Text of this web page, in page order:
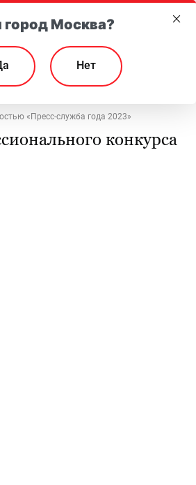
«Пресс-служба года 2023»
конкурса
город Москва?
Нет